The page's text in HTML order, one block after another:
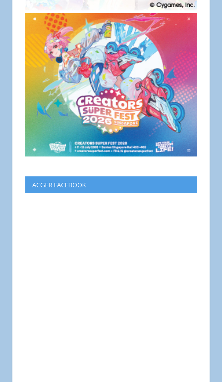
ACGER FACEBOOK